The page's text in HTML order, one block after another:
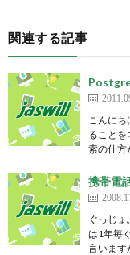
関連する記事
こんに
ることを
索の仕
携帯電
ぐっじ
は1年毎
言います